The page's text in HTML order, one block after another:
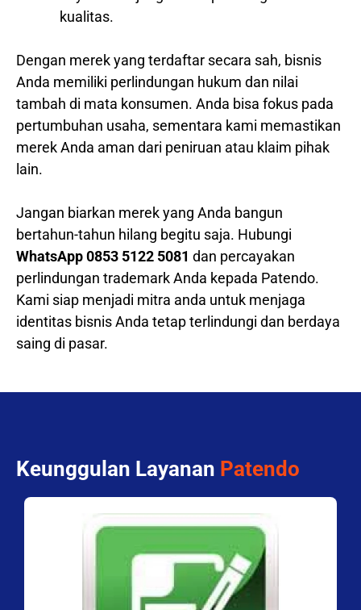
kualitas.
Dengan merek yang terdaftar secara sah, bisnis
Anda memiliki perlindungan hukum dan nilai
tambah di mata konsumen. Anda bisa fokus pada
pertumbuhan usaha, sementara kami memastikan
merek Anda aman dari peniruan atau klaim pihak
lain.
Jangan biarkan merek yang Anda bangun
bertahun-tahun hilang begitu saja. Hubungi
WhatsApp 0853 5122 5081 dan percayakan
perlindungan trademark Anda kepada Patendo.
Kami siap menjadi mitra anda untuk menjaga
identitas bisnis Anda tetap terlindungi dan berdaya
saing di pasar.
Keunggulan Layanan Patendo